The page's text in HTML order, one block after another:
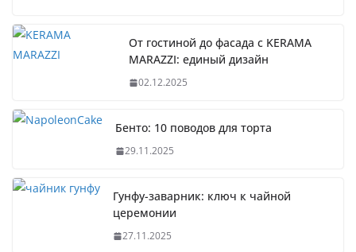
От гостиной до фасада с KERAMA
MARAZZI: единый дизайн
02.12.2025
Бенто: 10 поводов для торта
29.11.2025
Гунфу-заварник: ключ к чайной
церемонии
27.11.2025